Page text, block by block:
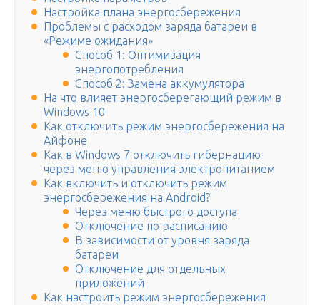
Настройка плана энергосбережения
Проблемы с расходом заряда батареи в
«Режиме ожидания»
Способ 1: Оптимизация
энергопотребления
Способ 2: Замена аккумулятора
На что влияет энергосберегающий режим в
Windows 10
Как отключить режим энергосбережения на
Айфоне
Как в Windows 7 отключить гибернацию
через меню управления электропитанием
Как включить и отключить режим
энергосбережения на Android?
Через меню быстрого доступа
Отключение по расписанию
В зависимости от уровня заряда
батареи
Отключение для отдельных
приложений
Как настроить режим энергосбережения